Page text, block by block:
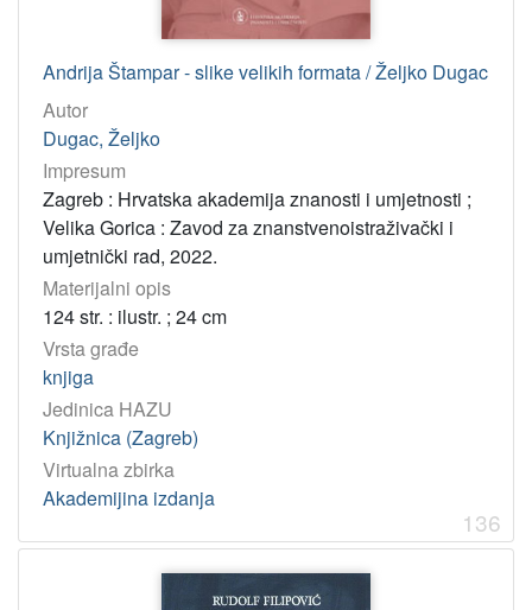
Andrija Štampar - slike velikih formata / Željko Dugac
Autor
Dugac, Željko
Impresum
Zagreb : Hrvatska akademija znanosti i umjetnosti ;
Velika Gorica : Zavod za znanstvenoistraživački i
umjetnički rad, 2022.
Materijalni opis
124 str. : ilustr. ; 24 cm
Vrsta građe
knjiga
Jedinica HAZU
Knjižnica (Zagreb)
Virtualna zbirka
Akademijina izdanja
136